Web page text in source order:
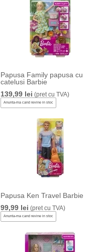
Papusa Family papusa cu
catelusi Barbie
139,99 lei (pret cu TVA)
Anunta-ma cand revine in stoc
Papusa Ken Travel Barbie
99,99 lei (pret cu TVA)
Anunta-ma cand revine in stoc